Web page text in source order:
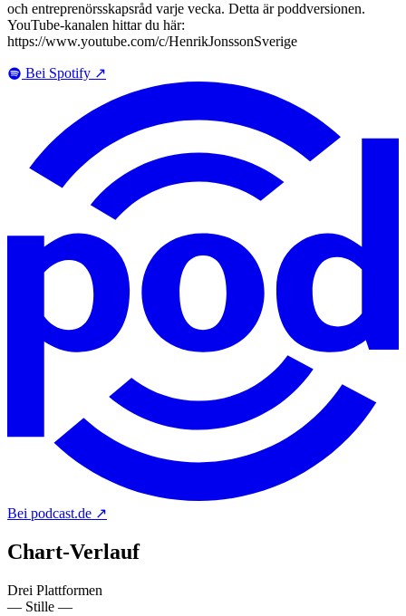
och entreprenörsskapsråd varje vecka. Detta är poddversionen.
YouTube-kanalen hittar du här:
https://www.youtube.com/c/HenrikJonssonSverige
Bei Spotify ↗
Bei podcast.de ↗
Chart-Verlauf
Drei Plattformen
— Stille —